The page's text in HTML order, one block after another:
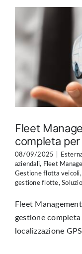
Fleet
completa
08/09/2025
aziendali, Fleet
Gestione flotta veicoli
gestione flotte,
Fleet
gestione
localizzazione